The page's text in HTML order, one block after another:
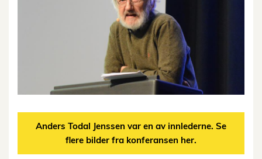
Anders Todal Jenssen var en av innlederne. Se
flere bilder fra konferansen her.